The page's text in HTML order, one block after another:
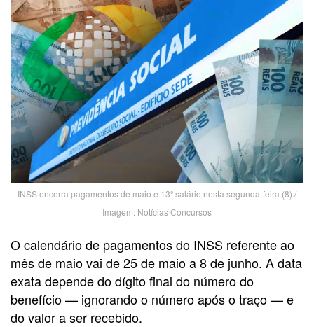
INSS encerra pagamentos de maio e 13º salário nesta segunda-feira (8)./
Imagem: Notícias Concursos
O calendário de pagamentos do INSS referente ao
mês de maio vai de 25 de maio a 8 de junho. A data
exata depende do dígito final do número do
benefício — ignorando o número após o traço — e
do valor a ser recebido.